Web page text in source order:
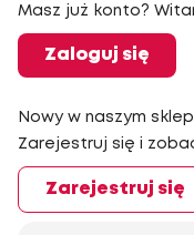
Masz już konto?
Zaloguj się
Nowy w naszym
Zarejestruj się i
Zarejestruj się